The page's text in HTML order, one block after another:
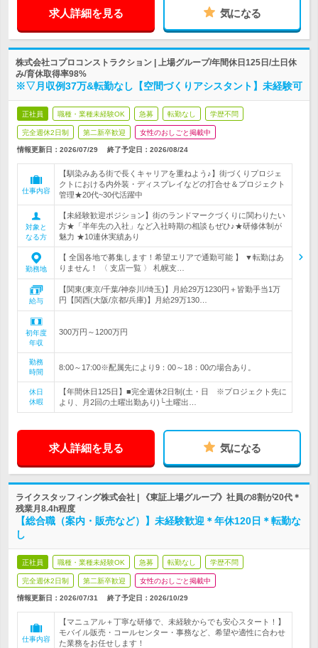
求人詳細を見る 気になる
株式会社コプロコンストラクション | 上場グループ/年間休日125日/土日休
み/育休取得率98%
※▽月収例37万&転勤なし【空間づくりアシスタント】未経験可
正社員 職種・業種未経験OK 急募 転勤なし 学歴不問
完全週休2日制 第二新卒歓迎 女性のおしごと掲載中
情報更新日：2026/07/29 終了予定日： 2026/08/24
仕事内容
【馴染みある街で長くキャリアを重ねよう♪】街づくりプロジェ
クトにおける内外装・ディスプレイなどの打合せ＆プロジェクト
管理★20代~30代活躍中
対象と
なる方
【未経験歓迎ポジション】街のランドマークづくりに関わりたい
方★「半年先の入社」など入社時期の相談もぜひ♪★研修体制が
魅力 ★10連休実績あり
勤務地
【 全国各地で募集します！希望エリアで通勤可能 】 ▼転勤はあ
りません！ 〈 支店一覧 〉 札幌支…
給与
【関東(東京/千葉/神奈川/埼玉)】月給29万1230円＋皆勤手当1万
円【関西(大阪/京都/兵庫)】月給29万130…
初年度
年収
300万円～1200万円
勤務
時間
8:00～17:00※配属先により9：00～18：00の場合あり。
休日
休暇
【年間休日125日】■完全週休2日制(土・日 ※プロジェクト先に
より、月2回の土曜出勤あり)└土曜出…
求人詳細を見る 気になる
ライクスタッフィング株式会社 | 《東証上場グループ》社員の8割が20代＊
残業月8.4h程度
【総合職（案内・販売など）】未経験歓迎＊年休120日＊転勤な
し
正社員 職種・業種未経験OK 急募 転勤なし 学歴不問
完全週休2日制 第二新卒歓迎 女性のおしごと掲載中
情報更新日：2026/07/31 終了予定日： 2026/10/29
仕事内容
【マニュアル＋丁寧な研修で、未経験からでも安心スタート！】
モバイル販売・コールセンター・事務など、希望や適性に合わせ
た業務をお任せします！